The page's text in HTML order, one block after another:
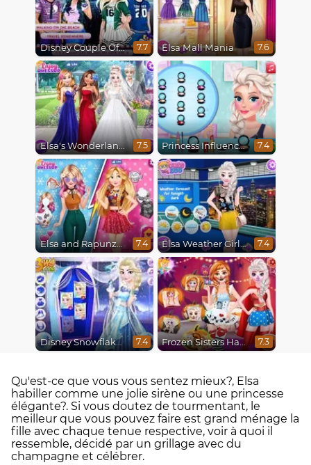
Disney Couple Of The Year 7.7 Elsa Mall Mania 7.6
Elsa's Wonderland Wedding 7.5 Princess Influencer Winter Wonderland 7.4
Elsa and Rapunzel Princess Rivalry 7.4 Elsa Weather Girl Fashion 7.4
Disney Snowflakes Winter Ball 7.4 Frozen Sisters Halloween Party 7.3
Qu'est-ce que vous vous sentez mieux?, Elsa
habiller comme une jolie sirène ou une princesse
élégante?. Si vous doutez de tourmentant, le
meilleur que vous pouvez faire est grand ménage la
fille avec chaque tenue respective, voir à quoi il
ressemble, décidé par un grillage avec du
champagne et célébrer.